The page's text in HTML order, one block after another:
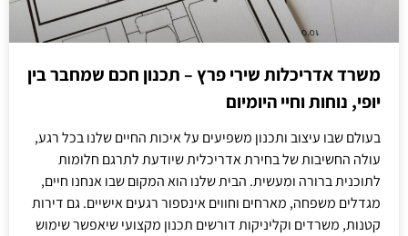
משרד אדריכלות שירי פרץ – תכנון חכם שמחבר בין
יופי, נוחות וחיי היומיום
בעולם שבו עיצוב ותכנון משפיעים על איכות החיים שלנו בכל רגע,
עולה החשיבות של בחירת אדריכלית שיודעת לתרגם חלומות
לתוכנית ברורה ומעשית. הבית שלנו הוא המקום שבו אנחנו חיים,
מגדלים משפחה, מארחים וחווים אינספור רגעים אישיים. גם דירות
קטנות, משרדים וקליניקות דורשים תכנון מקצועי שיאפשר שימוש